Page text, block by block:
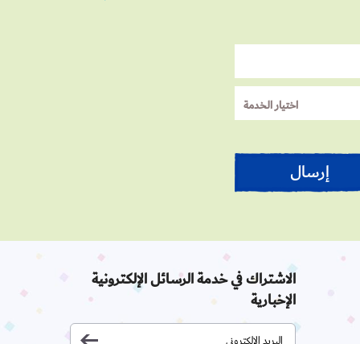
الاشتراك في خدمة الرسائل الإلكترونية
الإخبارية